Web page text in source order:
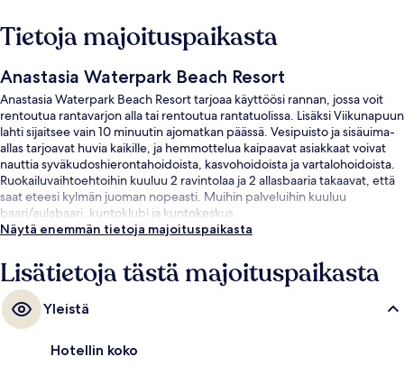
Tietoja majoituspaikasta
Anastasia Waterpark Beach Resort
Anastasia Waterpark Beach Resort tarjoaa käyttöösi rannan, jossa voit
rentoutua rantavarjon alla tai rentoutua rantatuolissa. Lisäksi Viikunapuun
lahti sijaitsee vain 10 minuutin ajomatkan päässä. Vesipuisto ja sisäuima-
allas tarjoavat huvia kaikille, ja hemmottelua kaipaavat asiakkaat voivat
nauttia syväkudoshierontahoidoista, kasvohoidoista ja vartalohoidoista.
Ruokailuvaihtoehtoihin kuuluu 2 ravintolaa ja 2 allasbaaria takaavat, että
saat eteesi kylmän juoman nopeasti. Muihin palveluihin kuuluu
baari/aulabaari, kuntoklubi ja kuntokeskus.
Näytä enemmän tietoja majoituspaikasta
Lisätietoja tästä majoituspaikasta
Yleistä
Hotellin koko